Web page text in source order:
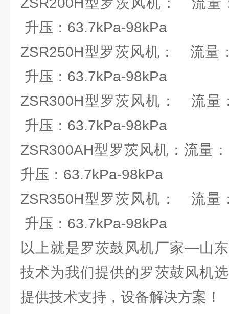
升压：63.7kPa-98kPa
ZSR250H型罗茨风机： 流
升压：63.7kPa-98kPa
ZSR300H型罗茨风机： 流量
升压：63.7kPa-98kPa
ZSR300AH型罗茨风机：流量
升压：63.7kPa-98kPa
ZSR350H型罗茨风机： 流量
升压：63.7kPa-98kPa
以上就是罗茨鼓风机厂家—山
技术为我们提供的罗茨鼓风机
提供技术支持，设备解决方案！